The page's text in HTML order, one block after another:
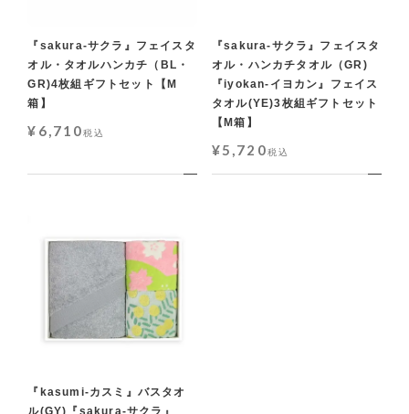
『sakura-サクラ』フェイスタ
オル・タオルハンカチ（BL・
GR)4枚組ギフトセット【M
箱】
¥ 6,710税込
『sakura-サクラ』フェイスタ
オル・ハンカチタオル（GR)
『iyokan-イヨカン』フェイス
タオル(YE)3枚組ギフトセット
【M箱】
¥5,720税込
『kasumi-カスミ』バスタオ
ル(GY)『sakura-サクラ』